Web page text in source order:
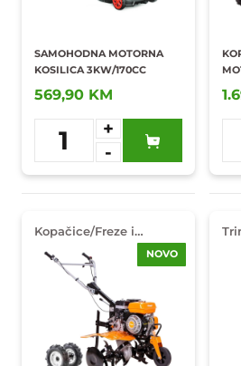
SAMOHODNA MOTORNA
KOSILICA 3KW/170CC
569,90 KM
1
+
-
Dodaj u
omiljene
Kopačice/Freze i
NOVO